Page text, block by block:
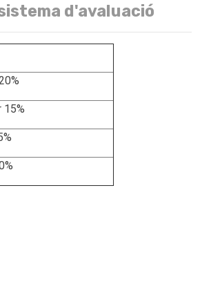
d'avaluació
15%